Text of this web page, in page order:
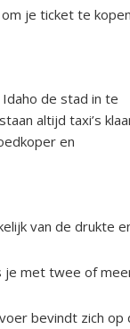
je ticket te
de stad in te
altijd taxi’s
en
van de drukte
je met twee of
bevindt zich op